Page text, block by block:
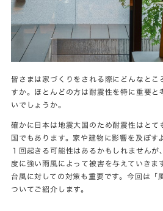
皆さまは家づくりをされる際にどんなとこ
すか。ほとんどの方は耐震性を特に重要と
いでしょうか。
確かに日本は地震大国のため耐震性はとて
国でもあります。家や建物に影響を及ぼす
１回起きる可能性はあるかもしれません
度に強い雨風によって被害を与えていきま
台風に対しての対策も重要です。今回は「
ついてご紹介します。